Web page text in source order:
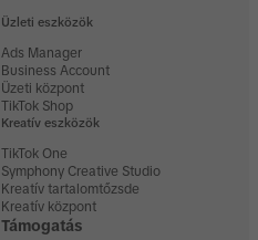
Üzleti eszközök
Ads Manager
Business Account
Üzeti központ
TikTok Shop
Kreatív eszközök
TikTok One
Symphony Creative Studio
Kreatív tartalomtőzsde
Kreatív központ
Támogatás